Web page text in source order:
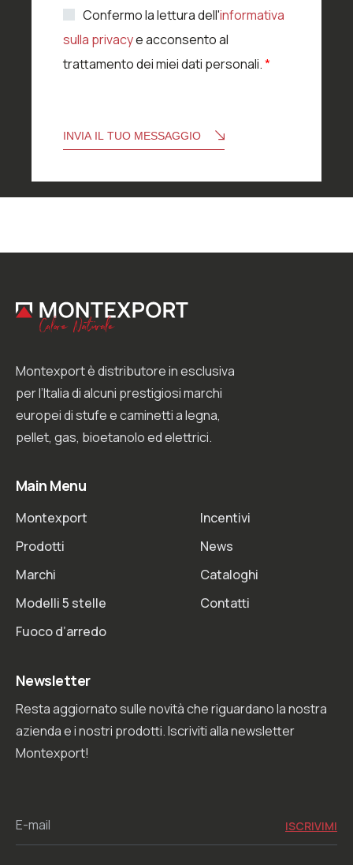
A
c
c
e
t
i
o
e
G
Confermo la lettura dell'informativa
sulla privacye acconsento al
trattamento dei miei dati personali.*
INVIA IL TUO MESSAGGIO
Montexport è distributore in esclusiva
per l’Italia di alcuni prestigiosi marchi
europei di stufe e caminetti a legna,
pellet, gas, bioetanolo ed elettrici.
Main Menu
Montexport
Prodotti
Marchi
Modelli 5 stelle
Fuoco d’arredo
Incentivi
News
Cataloghi
Contatti
Newsletter
Resta aggiornato sulle novità che riguardano la nostra
azienda e i nostri prodotti. Iscriviti alla newsletter
Montexport!
E-mail